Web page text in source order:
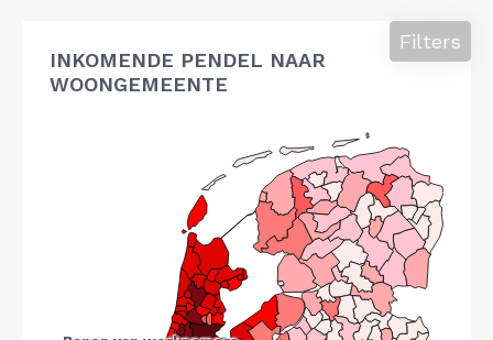
INKOMENDE PENDEL NAAR
WOONGEMEENTE
Filters